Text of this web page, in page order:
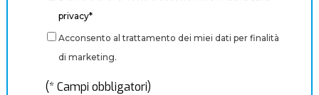
privacy*
Acconsento al trattamento dei miei dati per finalità
di marketing.
(* Campi obbligatori)